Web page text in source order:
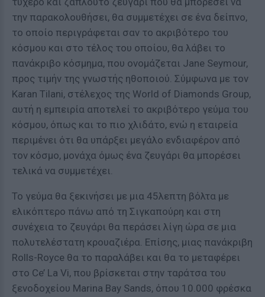
την παρακολουθήσει, θα συμμετέχει σε ένα δείπνο,
το οποίο περιγράφεται σαν το ακριβότερο του
κόσμου και στο τέλος του οποίου, θα λάβει το
πανάκριβο κόσμημα, που ονομάζεται Jane Seymour,
προς τιμήν της γνωστής ηθοποιού. Σύμφωνα με τον
Karan Tilani, στέλεχος της World of Diamonds Group,
αυτή η εμπειρία αποτελεί το ακριβότερο γεύμα του
κόσμου, όπως και το πιο χλιδάτο, ενώ η εταιρεία
περιμένει ότι θα υπάρξει μεγάλο ενδιαφέρον από
τον κόσμο, μονάχα όμως ένα ζευγάρι θα μπορέσει
τελικά να συμμετέχει.
Το γεύμα θα ξεκινήσει με μια 45λεπτη βόλτα με
ελικόπτερο πάνω από τη Σιγκαπούρη και στη
συνέχεια το ζευγάρι θα περάσει λίγη ώρα σε μια
πολυτελέστατη κρουαζιέρα. Επίσης, μιας πανάκριβη
Rolls-Royce θα το παραλάβει και θα το μεταφέρει
στο Ce’ La Vi, που βρίσκεται στην ταράτσα του
ξενοδοχείου Marina Bay Sands, όπου 10.000 φρέσκα